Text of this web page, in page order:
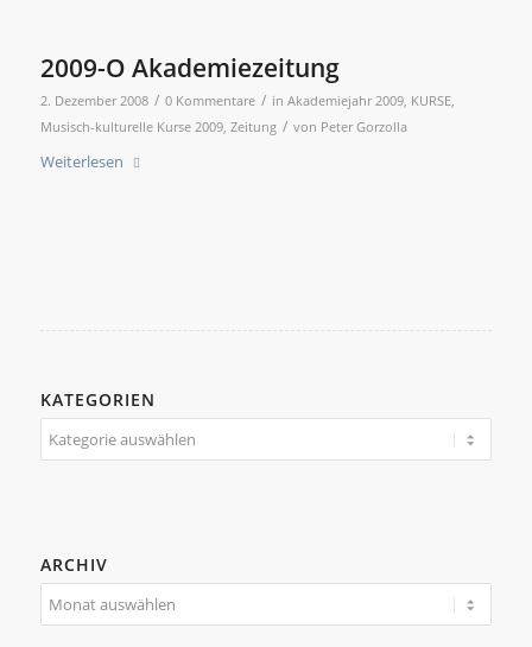
2009-O Akademiezeitung
2. Dezember 2008 / 0 Kommentare / in Akademiejahr 2009, KURSE,
Musisch-kulturelle Kurse 2009, Zeitung / von Peter Gorzolla
Weiterlesen
KATEGORIEN
Kategorien
ARCHIV